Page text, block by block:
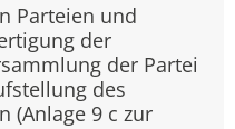
Parteien und
der
der Partei
des
(Anlage 9 c zur